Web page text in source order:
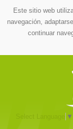
Este sitio web
navegación,
continuar
▼